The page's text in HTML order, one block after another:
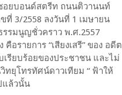
อยบอนด์สตรีท ถนนติวานนท์
3/2558 ลงวันที่ 1 เมษายน
รรมนูญชั่วคราว พ.ศ.2557
รายการ “เสียงเสรี” ของ อดีต
รียบร้อยของประชาชน และไม่
ยุโทรทัศน์ดาวเทียม “ ฟ้าให้
แล้วนั้น